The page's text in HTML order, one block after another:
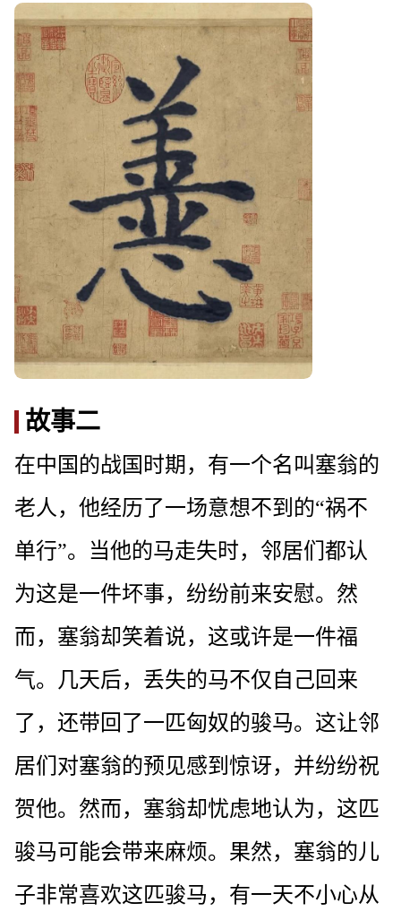
故事二
在中国的战国时期，有一个名叫塞翁的
老人，他经历了一场意想不到的“祸不
单行”。当他的马走失时，邻居们都认
为这是一件坏事，纷纷前来安慰。然
而，塞翁却笑着说，这或许是一件福
气。几天后，丢失的马不仅自己回来
了，还带回了一匹匈奴的骏马。这让邻
居们对塞翁的预见感到惊讶，并纷纷祝
贺他。然而，塞翁却忧虑地认为，这匹
骏马可能会带来麻烦。果然，塞翁的儿
子非常喜欢这匹骏马，有一天不小心从